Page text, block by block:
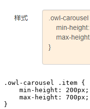
.owl-carousel .item {
    min-height: 200px;
    max-height: 700px;
}